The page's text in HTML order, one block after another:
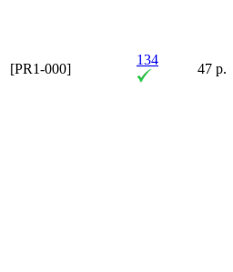
[PR1-000]
134
47 р.